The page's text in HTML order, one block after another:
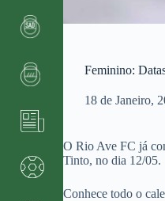
Feminino:
18 de Janeiro,
O Rio Ave FC já
Tinto, no dia 12/05.
Conhece todo o